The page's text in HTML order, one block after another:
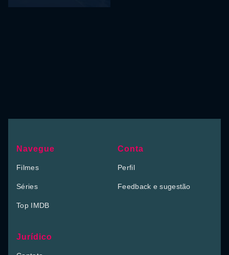
Navegue
Filmes
Séries
Top IMDB
Conta
Perfil
Feedback e sugestão
Jurídico